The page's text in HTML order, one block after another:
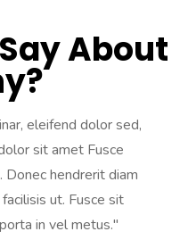
About
eleifend dolor sed,
sit amet Fusce
hendrerit diam
ut. Fusce sit
in vel metus."